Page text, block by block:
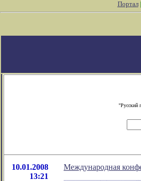
Портал|
"Русский
10.01.2008
13:21
Международная